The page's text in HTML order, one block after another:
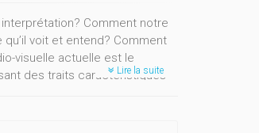
Comment notre
voit et entend? Comment
visuelle actuelle est le
des traits caractéristiques
Lire la suite